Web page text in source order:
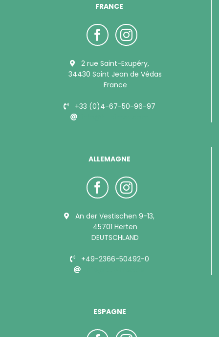
FRANCE
2 rue Saint-Exupéry,
34430 Saint Jean de Védas
France
+33 (0)4-67-50-96-97
ALLEMAGNE
An der Vestischen 9-13,
45701 Herten
DEUTSCHLAND
+49-2366-50492-0
ESPAGNE